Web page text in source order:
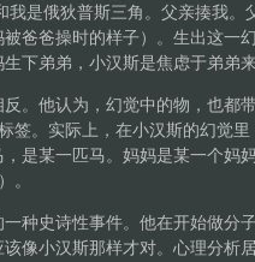
我是俄狄普斯三角。父亲揍我。
爸爸操时的样子）。生出这一
下弟弟，小汉斯是焦虑于弟弟
。他认为，幻觉中的物，也都
签。实际上，在小汉斯的幻觉
是某一匹马。妈妈是某一个妈
。
种史诗性事件。他在开始做分
像小汉斯那样才对。心理分析